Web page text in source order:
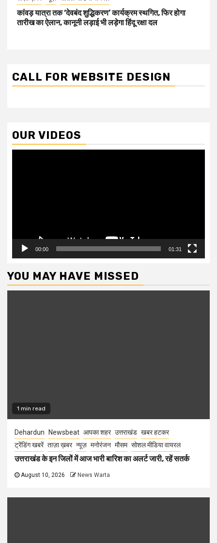
कांवड़ यात्रा तक ‘देवबंद शुद्धिकरण’ कार्यक्रम स्थगित, फिर होगा
तारीख का ऐलान, कानूनी लड़ाई भी लड़ेगा हिंदू रक्षा दल
CALL FOR WEBSITE DESIGN
OUR VIDEOS
00:00 01:31
YOU MAY HAVE MISSED
1 min read
Dehardun Newsbeat आपका शहर उत्तराखंड खबर हटकर
ट्रेंडिंग खबरें ताज़ा ख़बर न्यूज़ मनोरंजन मौसम सोशल मीडिया वायरल
उत्तराखंड के इन जिलों में आज भारी बारिश का अलर्ट जारी, रहें सतर्क
August 10, 2026 News Warta